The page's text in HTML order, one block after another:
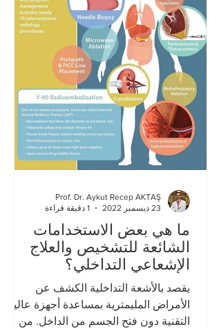
ما هي بعض الاستخدامات
الشائعة للتشخيص والعلاج
الإشعاعي التداخلي؟
يقصد بالأشعة التداخلية الكشف عن
الأمراض المليمترية بمساعدة أجهزة عالية
التقنية دون فتح الجسم من الداخل. من
Prof. Dr. Aykut Recep AKTAŞ
23 ديسمبر 2022
1 دقيقة قراءة